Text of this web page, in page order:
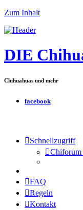
Zum Inhalt
DIE
Chihuahuas und mehr
facebook
Schnellzugriff
Chiforum
FAQ
Regeln
Kontakt